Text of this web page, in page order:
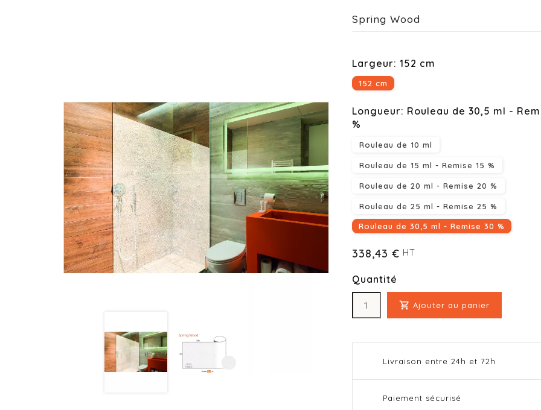
Spring Wood
Largeur: 152 cm
152 cm
Longueur: Rouleau de 30,5 ml -
%
Rouleau de 10 ml
Rouleau de 15 ml - Remise 15 %
Rouleau de 20 ml - Remise 20 %
Rouleau de 25 ml - Remise 25 %
Rouleau de 30,5 ml - Remise 30 %
338,43 € HT
Quantité
 Ajouter au panier
Livraison entre 24h et 72h
Paiement sécurisé